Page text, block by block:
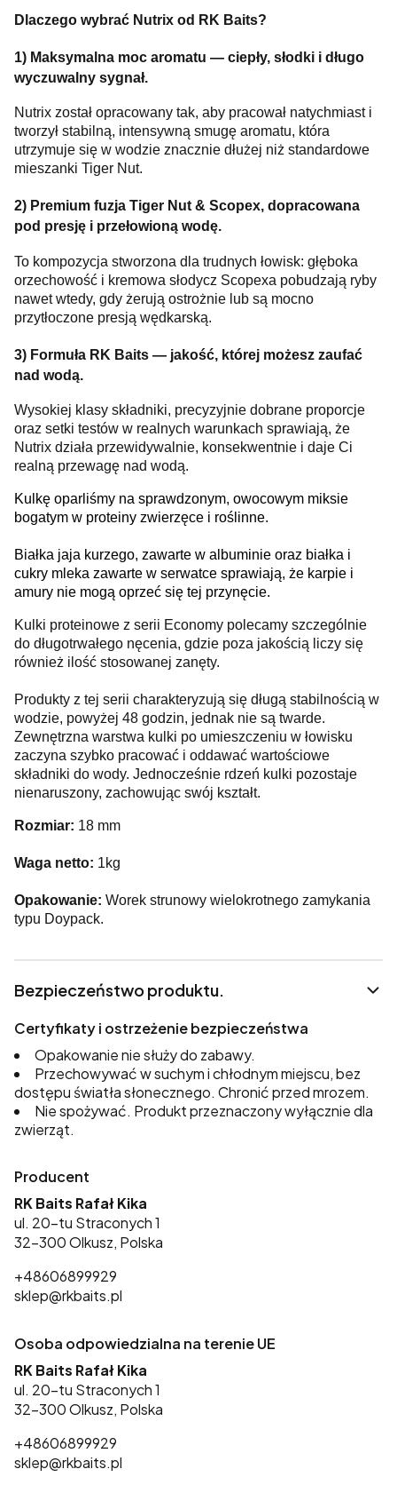
Dlaczego wybrać Nutrix od RK Baits?
1) Maksymalna moc aromatu — ciepły, słodki i długo
wyczuwalny sygnał.
Nutrix został opracowany tak, aby pracował natychmiast i
tworzył stabilną, intensywną smugę aromatu, która
utrzymuje się w wodzie znacznie dłużej niż standardowe
mieszanki Tiger Nut.
2) Premium fuzja Tiger Nut & Scopex, dopracowana
pod presję i przełowioną wodę.
To kompozycja stworzona dla trudnych łowisk: głęboka
orzechowość i kremowa słodycz Scopexa pobudzają ryby
nawet wtedy, gdy żerują ostrożnie lub są mocno
przytłoczone presją wędkarską.
3) Formuła RK Baits — jakość, której możesz zaufać
nad wodą.
Wysokiej klasy składniki, precyzyjnie dobrane proporcje
oraz setki testów w realnych warunkach sprawiają, że
Nutrix działa przewidywalnie, konsekwentnie i daje Ci
realną przewagę nad wodą.
Kulkę oparliśmy na sprawdzonym, owocowym miksie
bogatym w proteiny zwierzęce i roślinne.
Białka jaja kurzego, zawarte w albuminie oraz białka i
cukry mleka zawarte w serwatce sprawiają, że karpie i
amury nie mogą oprzeć się tej przynęcie.
Kulki proteinowe z serii Economy polecamy szczególnie
do długotrwałego nęcenia, gdzie poza jakością liczy się
również ilość stosowanej zanęty.
Produkty z tej serii charakteryzują się długą stabilnością w
wodzie, powyżej 48 godzin, jednak nie są twarde.
Zewnętrzna warstwa kulki po umieszczeniu w łowisku
zaczyna szybko pracować i oddawać wartościowe
składniki do wody. Jednocześnie rdzeń kulki pozostaje
nienaruszony, zachowując swój kształt.
Rozmiar: 18 mm
Waga netto: 1kg
Opakowanie: Worek strunowy wielokrotnego zamykania
typu Doypack.
Bezpieczeństwo produktu.
Certyfikaty i ostrzeżenie bezpieczeństwa
Opakowanie nie służy do zabawy.
Przechowywać w suchym i chłodnym miejscu, bez
dostępu światła słonecznego. Chronić przed mrozem.
Nie spożywać. Produkt przeznaczony wyłącznie dla
zwierząt.
Producent
RK Baits Rafał Kika
ul. 20-tu Straconych 1
32-300 Olkusz, Polska
+48606899929
sklep@rkbaits.pl
Osoba odpowiedzialna na terenie UE
RK Baits Rafał Kika
ul. 20-tu Straconych 1
32-300 Olkusz, Polska
+48606899929
sklep@rkbaits.pl